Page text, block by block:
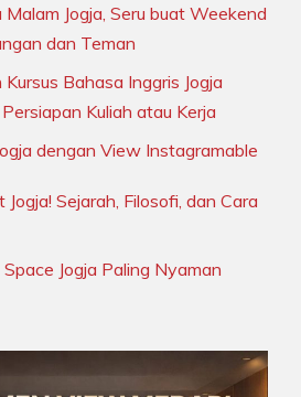
Jogja, Seru buat Weekend
dan Teman
Bahasa Inggris Jogja
Kuliah atau Kerja
dengan View Instagramable
Sejarah, Filosofi, dan Cara
Jogja Paling Nyaman